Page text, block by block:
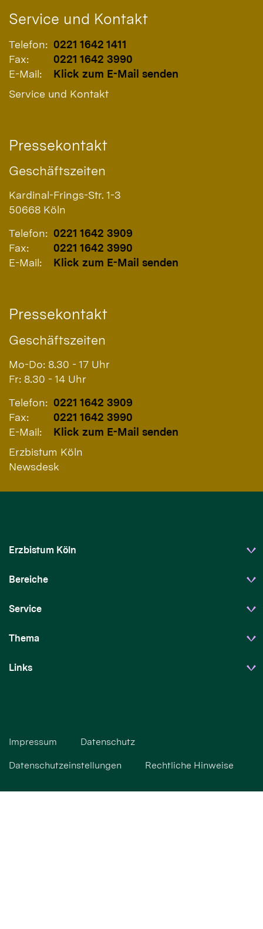
Service und Kontakt
Telefon: 0221 1642 1411
Fax:
0221 1642 3990
E-Mail:
Klick zum E-Mail senden
Service und Kontakt
Pressekontakt
Geschäftszeiten
Kardinal-Frings-Str. 1-3
50668 Köln
Telefon: 0221 1642 3909
Fax:
0221 1642 3990
E-Mail:
Klick zum E-Mail senden
Pressekontakt
Geschäftszeiten
Mo-Do: 8.30 - 17 Uhr
Fr: 8.30 - 14 Uhr
Telefon: 0221 1642 3909
Fax:
0221 1642 3990
E-Mail:
Klick zum E-Mail senden
Erzbistum Köln
Newsdesk
Erzbistum Köln
Bereiche
Service
Thema
Links
Impressum Datenschutz
Datenschutzeinstellungen Rechtliche Hinweise